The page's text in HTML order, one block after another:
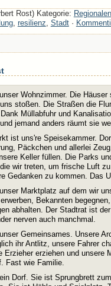
Rost) Kategorie:
, resilienz, Stadt·
Wohnzimmer. Die Häuser
stoßen. Die Straßen die
Müllabfuhr und
jemand anders räumt sie
ist uns're Speisekammer.
Päckchen und allerlei
Keller füllen. Die Parks
wir treten, um frische Luft
Gedanken zu kommen. Das
Marktplatz auf dem wir
Bekannten
abhalten. Der Stadtrat ist
nerven auch manchmal.
Gemeinsames. Unsere
ihr Antlitz, unsere Fahrer
Erzieher erziehen und unsere
Fast wie Familie.
Dorf. Sie ist Sprungbrett